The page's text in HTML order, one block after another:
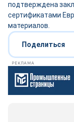
подтверждена
сертификатами
материалов.
Поделиться
РЕКЛАМА